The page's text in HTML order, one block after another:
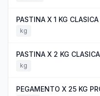
PASTINA X 1 KG
kg
PASTINA X 2 KG
kg
PEGAMENTO X 25 KG